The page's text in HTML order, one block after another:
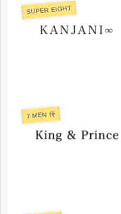
SUPER EIGHT
7 MEN 侍